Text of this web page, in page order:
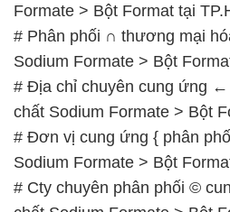
Formate > Bột Format tại
# Phân phối ∩ thương mại
Sodium Formate > Bột
# Địa chỉ chuyên cung ứng ←
chất Sodium Formate > Bột
# Đơn vị cung ứng { phân
Sodium Formate > Bột
# Cty chuyên phân phối ©